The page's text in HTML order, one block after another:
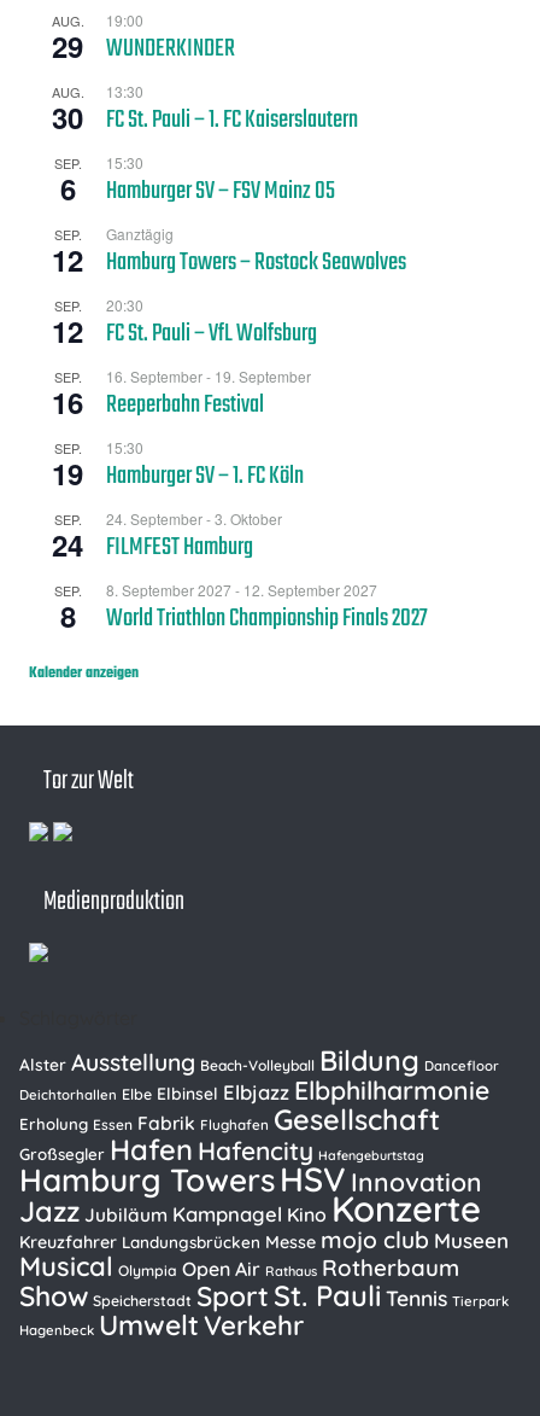
Tor zur Welt
Medienproduktion
AUG.
29
19:00
WUNDERKINDER
AUG.
30
13:30
FC St. Pauli – 1. FC Kaiserslautern
SEP.
6
15:30
Hamburger SV – FSV Mainz 05
SEP.
12
Ganztägig
Hamburg Towers – Rostock Seawolves
SEP.
12
20:30
FC St. Pauli – VfL Wolfsburg
SEP.
16
16. September- 19. September
Reeperbahn Festival
SEP.
19
15:30
Hamburger SV – 1. FC Köln
SEP.
24
24. September-3. Oktober
FILMFEST Hamburg
SEP.
8
8. September 2027- 12. September 2027
World Triathlon Championship Finals 2027
Kalender anzeigen
Alster Ausstellung Beach-Volleyball Bildung Dancefloor
Deichtorhallen Elbe Elbinsel Elbjazz Elbphilharmonie
Erholung Essen Fabrik Flughafen Gesellschaft
Großsegler Hafen Hafencity Hafengeburtstag
Hamburg TowersHSV Innovation
Jazz Jubiläum Kampnagel Kino Konzerte
Kreuzfahrer Landungsbrücken Messe mojo club Museen
Musical Olympia Open Air Rathaus Rotherbaum
Show Speicherstadt Sport St. Pauli Tennis Tierpark
Hagenbeck UmweltVerkehr